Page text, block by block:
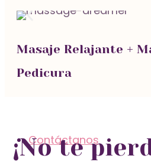
Masaje Relajante
Contáctanos
Masaje Relajante +
Pedicura
¡No te